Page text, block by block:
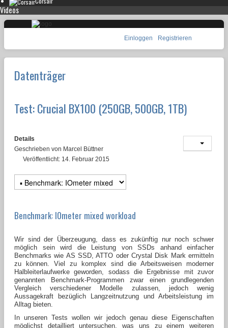
Videos
Einloggen Registrieren
Datenträger
Test: Crucial BX100 (250GB, 500GB, 1TB)
Details
Geschrieben von Marcel Büttner
Veröffentlicht: 14. Februar 2015
Benchmark: IOmeter mixed workload
Wir sind der Überzeugung, dass es zukünftig nur noch schwer
möglich sein wird die Leistung von SSDs anhand einfacher
Benchmarks wie AS SSD, ATTO oder Crystal Disk Mark ermitteln
zu können. Viel zu komplex sind die Arbeitsweisen moderner
Halbleiterlaufwerke geworden, sodass die Ergebnisse mit zuvor
genannten Benchmark-Programmen zwar einen grundlegenden
Vergleich verschiedener Modelle zulassen, jedoch wenig
Aussagekraft bezüglich Langzeitnutzung und Arbeitsleistung im
Alltag bieten.
In unseren Tests wollen wir jedoch genau diese Eigenschaften
möglichst detailliert untersuchen, was uns zu einem weiteren